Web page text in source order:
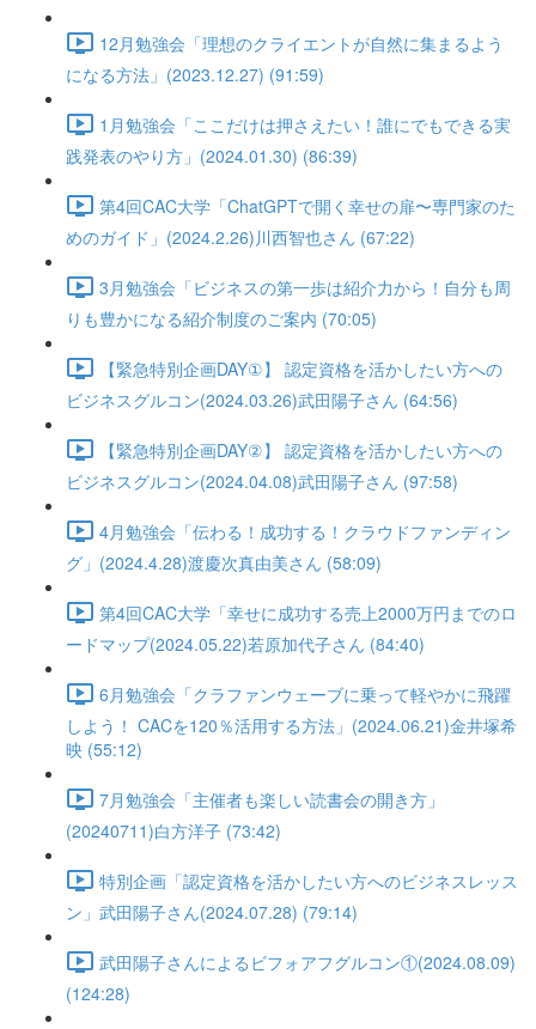
12月勉強会「理想のクライエントが自然に集まるよう
になる方法」(2023.12.27) (91:59)
1月勉強会「ここだけは押さえたい！誰にでもできる実
践発表のやり方」(2024.01.30) (86:39)
第4回CAC大学「ChatGPTで開く幸せの扉〜専門家のた
めのガイド」(2024.2.26)川西智也さん (67:22)
3月勉強会「ビジネスの第一歩は紹介力から！自分も周
りも豊かになる紹介制度のご案内 (70:05)
【緊急特別企画DAY①】 認定資格を活かしたい方への
ビジネスグルコン(2024.03.26)武田陽子さん (64:56)
【緊急特別企画DAY②】 認定資格を活かしたい方への
ビジネスグルコン(2024.04.08)武田陽子さん (97:58)
4月勉強会「伝わる！成功する！クラウドファンディン
グ」(2024.4.28)渡慶次真由美さん (58:09)
第4回CAC大学「幸せに成功する売上2000万円までのロ
ードマップ(2024.05.22)若原加代子さん (84:40)
6月勉強会「クラファンウェーブに乗って軽やかに飛躍
しよう！ CACを120％活用する方法」(2024.06.21)金井塚希
映 (55:12)
7月勉強会「主催者も楽しい読書会の開き方」
(20240711)白方洋子 (73:42)
特別企画「認定資格を活かしたい方へのビジネスレッス
ン」武田陽子さん(2024.07.28) (79:14)
武田陽子さんによるビフォアフグルコン①(2024.08.09)
(124:28)